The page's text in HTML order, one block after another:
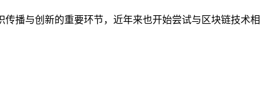
播与创新的重要环节，近年来也开始尝试与区块链技术相